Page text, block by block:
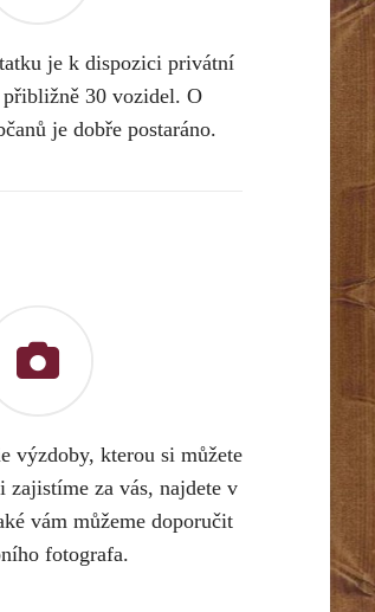
je k dispozici privátní
30 vozidel. O
je dobře postaráno.
výzdoby, kterou si můžete
zajistíme za vás, najdete v
vám můžeme doporučit
fotografa.